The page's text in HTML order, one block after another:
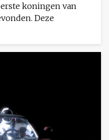
koningen van
Deze